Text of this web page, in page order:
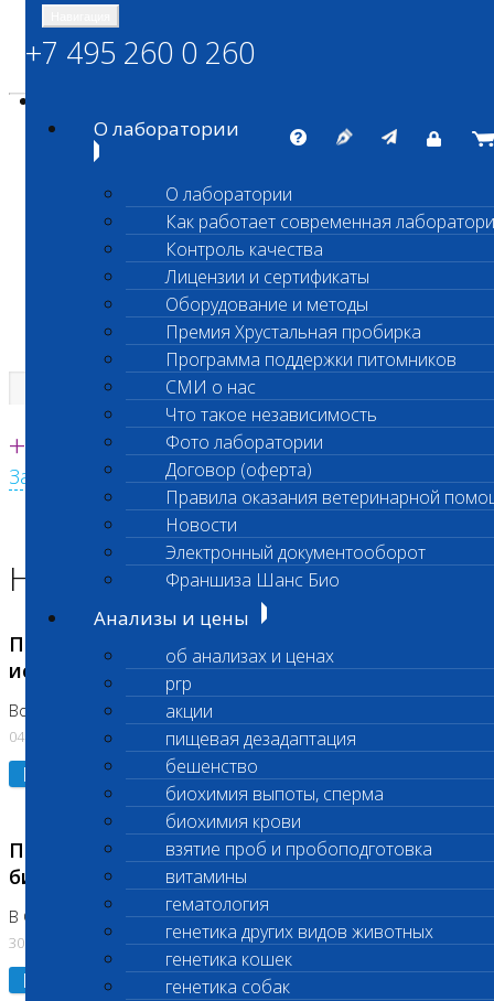
ШАНС БИО
Независимая ветеринарная лаборатория
Единая круглосуточная справочная
+7 495 260 0 260
Заказать звонок с сайта
+7 495 260 0 260
О лаборатории
О лаборатории
Как работает современная
Контроль качества
Лицензии и сертификаты
Оборудование и методы
Премия Хрустальная пробирка
Программа поддержки питомников
СМИ о нас
Что такое независимость
Фото лаборатории
Договор (оферта)
Правила оказания ветеринарной
Новости
Электронный документооборот
Франшиза Шанс Био
Анализы и цены
об анализах и ценах
prp
акции
пищевая дезадаптация
бешенство
биохимия выпоты, сперма
биохимия крови
взятие проб и пробоподготовка
витамины
гематология
генетика других видов животных
генетика кошек
генетика собак
Главная страница
Новости лаборатории
Приостановка срочных биохимических
исследований
Во Владыкино
04.08.2026
Подробнее
Приостановлено выполнение срочных
биохимических исследований
В Сколково. Код (123,309,310)
30.07.2026
Подробнее